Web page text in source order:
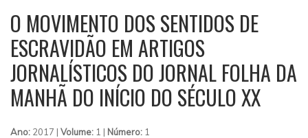
O MOVIMENTO DOS SENTIDOS DE
ESCRAVIDÃO EM ARTIGOS
JORNALÍSTICOS DO JORNAL FOLHA DA
MANHÃ DO INÍCIO DO SÉCULO XX
Ano: 2017 | Volume: 1 | Número: 1